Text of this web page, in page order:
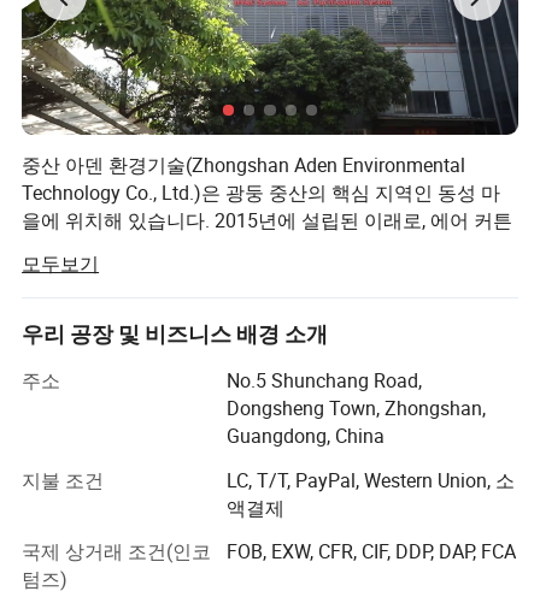
중산 아덴 환경기술(Zhongshan Aden Environmental
Technology Co., Ltd.)은 광둥 중산의 핵심 지역인 동성 마
을에 위치해 있습니다. 2015년에 설립된 이래로, 에어 커튼
비스에 초점을 맞추었습니다.
Aden은 첨단 기술을 흡수하고 소개하는 데 많은 관심을 기
울이고 있으며, 전문적인 조립 라인 워크샵도 있습니다.
우리는 창의적인 아이디어를 현실화할 수 있는 견고한 기
반을 제공하기 위해 고급 금형 기계 및 장비를 획득했으며,
제품 성능과 안정성을 보장할 수 있었습니다.
현재, 저희 회사는 50개 이상의 독립 지적 재산권 특허를 보
유하고 있으며 I S O 9 0 1 품질 시스템 인증을 통과했습니
다. 다양한 시장의 고객 요구 사항에 따라 C C C, C B, C E,
RoHS, S A A, U L 및 기타 인증 표준
모두보기
우리 공장 및 비즈니스 배경 소개
주소
No.5 Shunchang Road,
Dongsheng Town, Zhongshan,
Guangdong, China
지불 조건
LC, T/T, PayPal, Western Union, 소
액결제
국제 상거래 조건(인코
텀즈)
FOB, EXW, CFR, CIF, DDP, DAP, FCA